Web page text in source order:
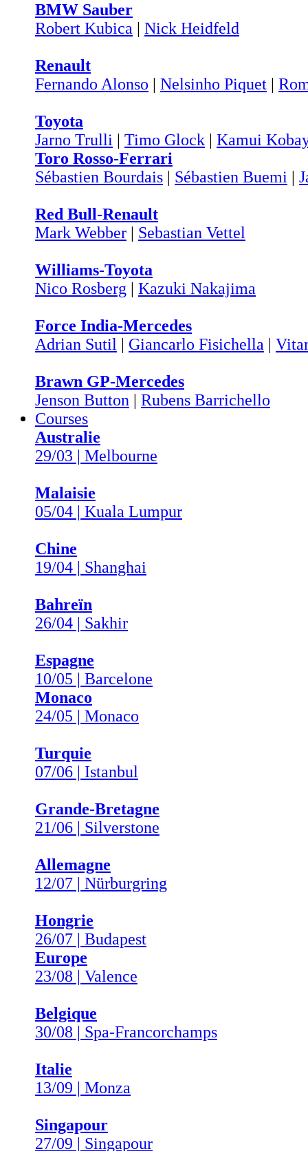
BMW Sauber
Robert Kubica | Nick Heidfeld
Renault
Fernando Alonso | Nelsinho Piquet |
Toyota
Jarno Trulli | Timo Glock | Kamui
Toro Rosso-Ferrari
Sébastien Bourdais | Sébastien Buemi |
Red Bull-Renault
Mark Webber | Sebastian Vettel
Williams-Toyota
Nico Rosberg | Kazuki Nakajima
Force India-Mercedes
Adrian Sutil | Giancarlo Fisichella |
Brawn GP-Mercedes
Jenson Button | Rubens Barrichello
Courses
Australie
29/03 | Melbourne
Malaisie
05/04 | Kuala Lumpur
Chine
19/04 | Shanghai
Bahreïn
26/04 | Sakhir
Espagne
10/05 | Barcelone
Monaco
24/05 | Monaco
Turquie
07/06 | Istanbul
Grande-Bretagne
21/06 | Silverstone
Allemagne
12/07 | Nürburgring
Hongrie
26/07 | Budapest
Europe
23/08 | Valence
Belgique
30/08 | Spa-Francorchamps
Italie
13/09 | Monza
Singapour
27/09 | Singapour